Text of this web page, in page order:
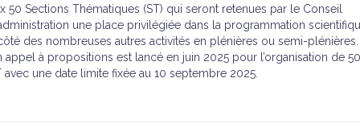
50 Sections Thématiques (ST) qui seront retenues par le Conseil
une place privilégiée dans la programmation
des nombreuses autres activités en plénières ou semi-plénières.
appel à propositions est lancé en juin 2025 pour l’organisation de 50
avec une date limite fixée au 10 septembre 2025.